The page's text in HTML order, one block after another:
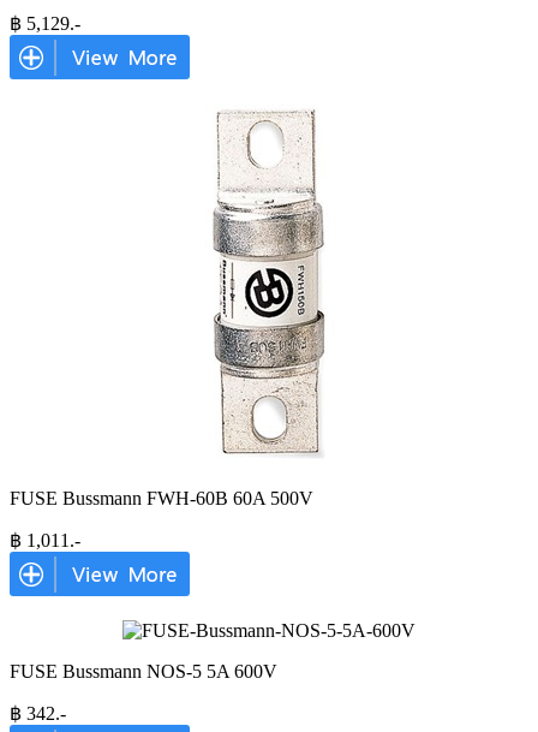
฿ 5,129.-
FUSE Bussmann FWH-60B 60A 500V
฿ 1,011 .-
FUSE Bussmann NOS-5 5A 600V
฿ 342.-